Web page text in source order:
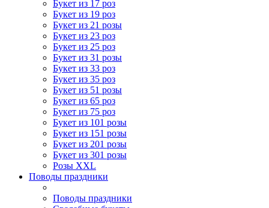
Букет из 17 роз
Букет из 19 роз
Букет из 21 розы
Букет из 23 роз
Букет из 25 роз
Букет из 31 розы
Букет из 33 роз
Букет из 35 роз
Букет из 51 розы
Букет из 65 роз
Букет из 75 роз
Букет из 101 розы
Букет из 151 розы
Букет из 201 розы
Букет из 301 розы
Розы XXL
Поводы праздники
Поводы праздники